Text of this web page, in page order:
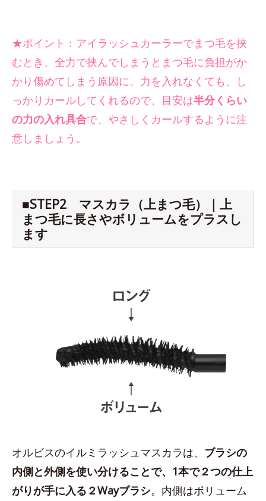
★ポイント：アイラッシュカーラーでまつ毛を挟
むとき、全力で挟んでしまうとまつ毛に負担がか
かり傷めてしまう原因に。力を入れなくても、し
っかりカールしてくれるので、目安は半分くらい
の力の入れ具合で、やさしくカールするように注
意しましょう。
■STEP2 マスカラ（上まつ毛）｜上
まつ毛に長さやボリュームをプラスし
ます
オルビスのイルミラッシュマスカラは、 ブラシの
内側と外側を使い分けることで、1本で２つの仕上
がりが手に入る２Wayブラシ。内側はボリューム